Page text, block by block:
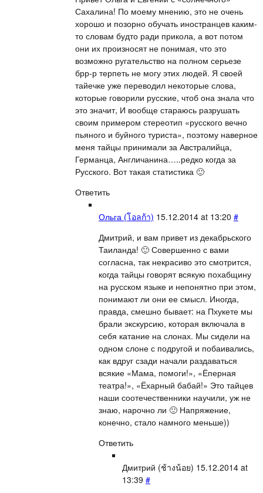
Сахалина! По моему мнению, это не очень
хорошо и позорно обучать иностранцев каким-
то словам будто ради прикола, а вот потом
они их произносят не понимая, что это
возможно ругательство на полном серьезе
брр-р терпеть не могу этих людей. Я своей
тайечке уже переводил некоторые слова,
которые говорили русские, чтоб она знала что
это значит, И вообще стараюсь разрушать
своим примером стереотип «русского вечно
пьяного и буйного туриста», поэтому наверное
меня тайцы принимали за Австралийца,
Германца, Англичанина…..редко когда за
Русского. Вот такая статистика 🙂
Ответить
Ольга (โอลก้า) 15.12.2014 at 13:20 #
Дмитрий, и вам привет из декабрьского
Таиланда! 🙂 Совершенно с вами
согласна, так некрасиво это смотрится,
когда тайцы говорят всякую похабщину
на русском языке и непонятно при этом,
понимают ли они ее смысл. Иногда,
правда, смешно бывает: на Пхукете мы
брали экскурсию, которая включала в
себя катание на слонах. Мы сидели на
одном слоне с подругой и побаивались,
как вдруг сзади начали раздаваться
всякие «Мама, помоги!», «Ёперная
театра!», «Ёхарный бабай!» Это тайцев
наши соотечественники научили, уж не
знаю, нарочно ли 🙂 Напряжение,
конечно, стало намного меньше))
Ответить
Дмитрий (ช้างน้อย) 15.12.2014 at
13:39 #